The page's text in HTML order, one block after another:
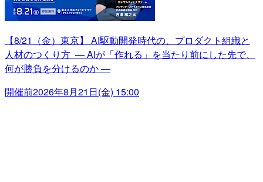
【8/21（金）東京】 AI駆動開発時代の、プロダクト組織と
人材のつくり方 ― AIが「作れる」を当たり前にした先で、
何が勝負を分けるのか ―
開催前2026年8月21日(金) 15:00